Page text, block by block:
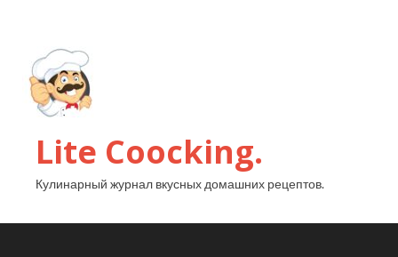
Lite Coocking.
Кулинарный журнал вкусных домашних рецептов.